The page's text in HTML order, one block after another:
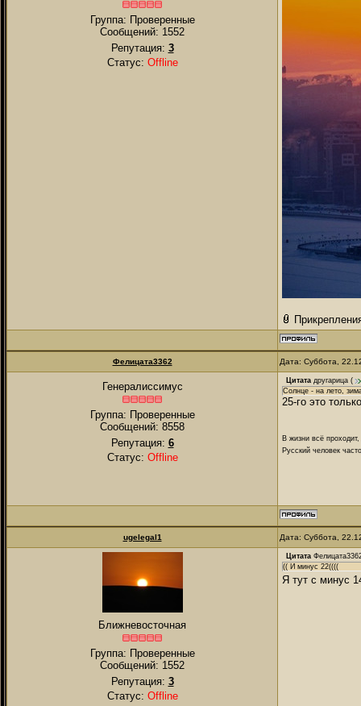
Группа: Проверенные
Сообщений: 1552
Репутация: 3
Статус: Offline
Фелицата3362 Дата: Суббота,
Генералиссимус
Группа: Проверенные
Сообщений: 8558
Репутация: 6
Статус: Offline
Цитата другарица (
Солнце - на лето,
25-го это
В жизни всё
Русский человек
ugelegal1 Дата: Суббота,
Ближневосточная
Группа: Проверенные
Сообщений: 1552
Репутация: 3
Статус: Offline
Цитата
(( И минус 22((((
Я тут с минус